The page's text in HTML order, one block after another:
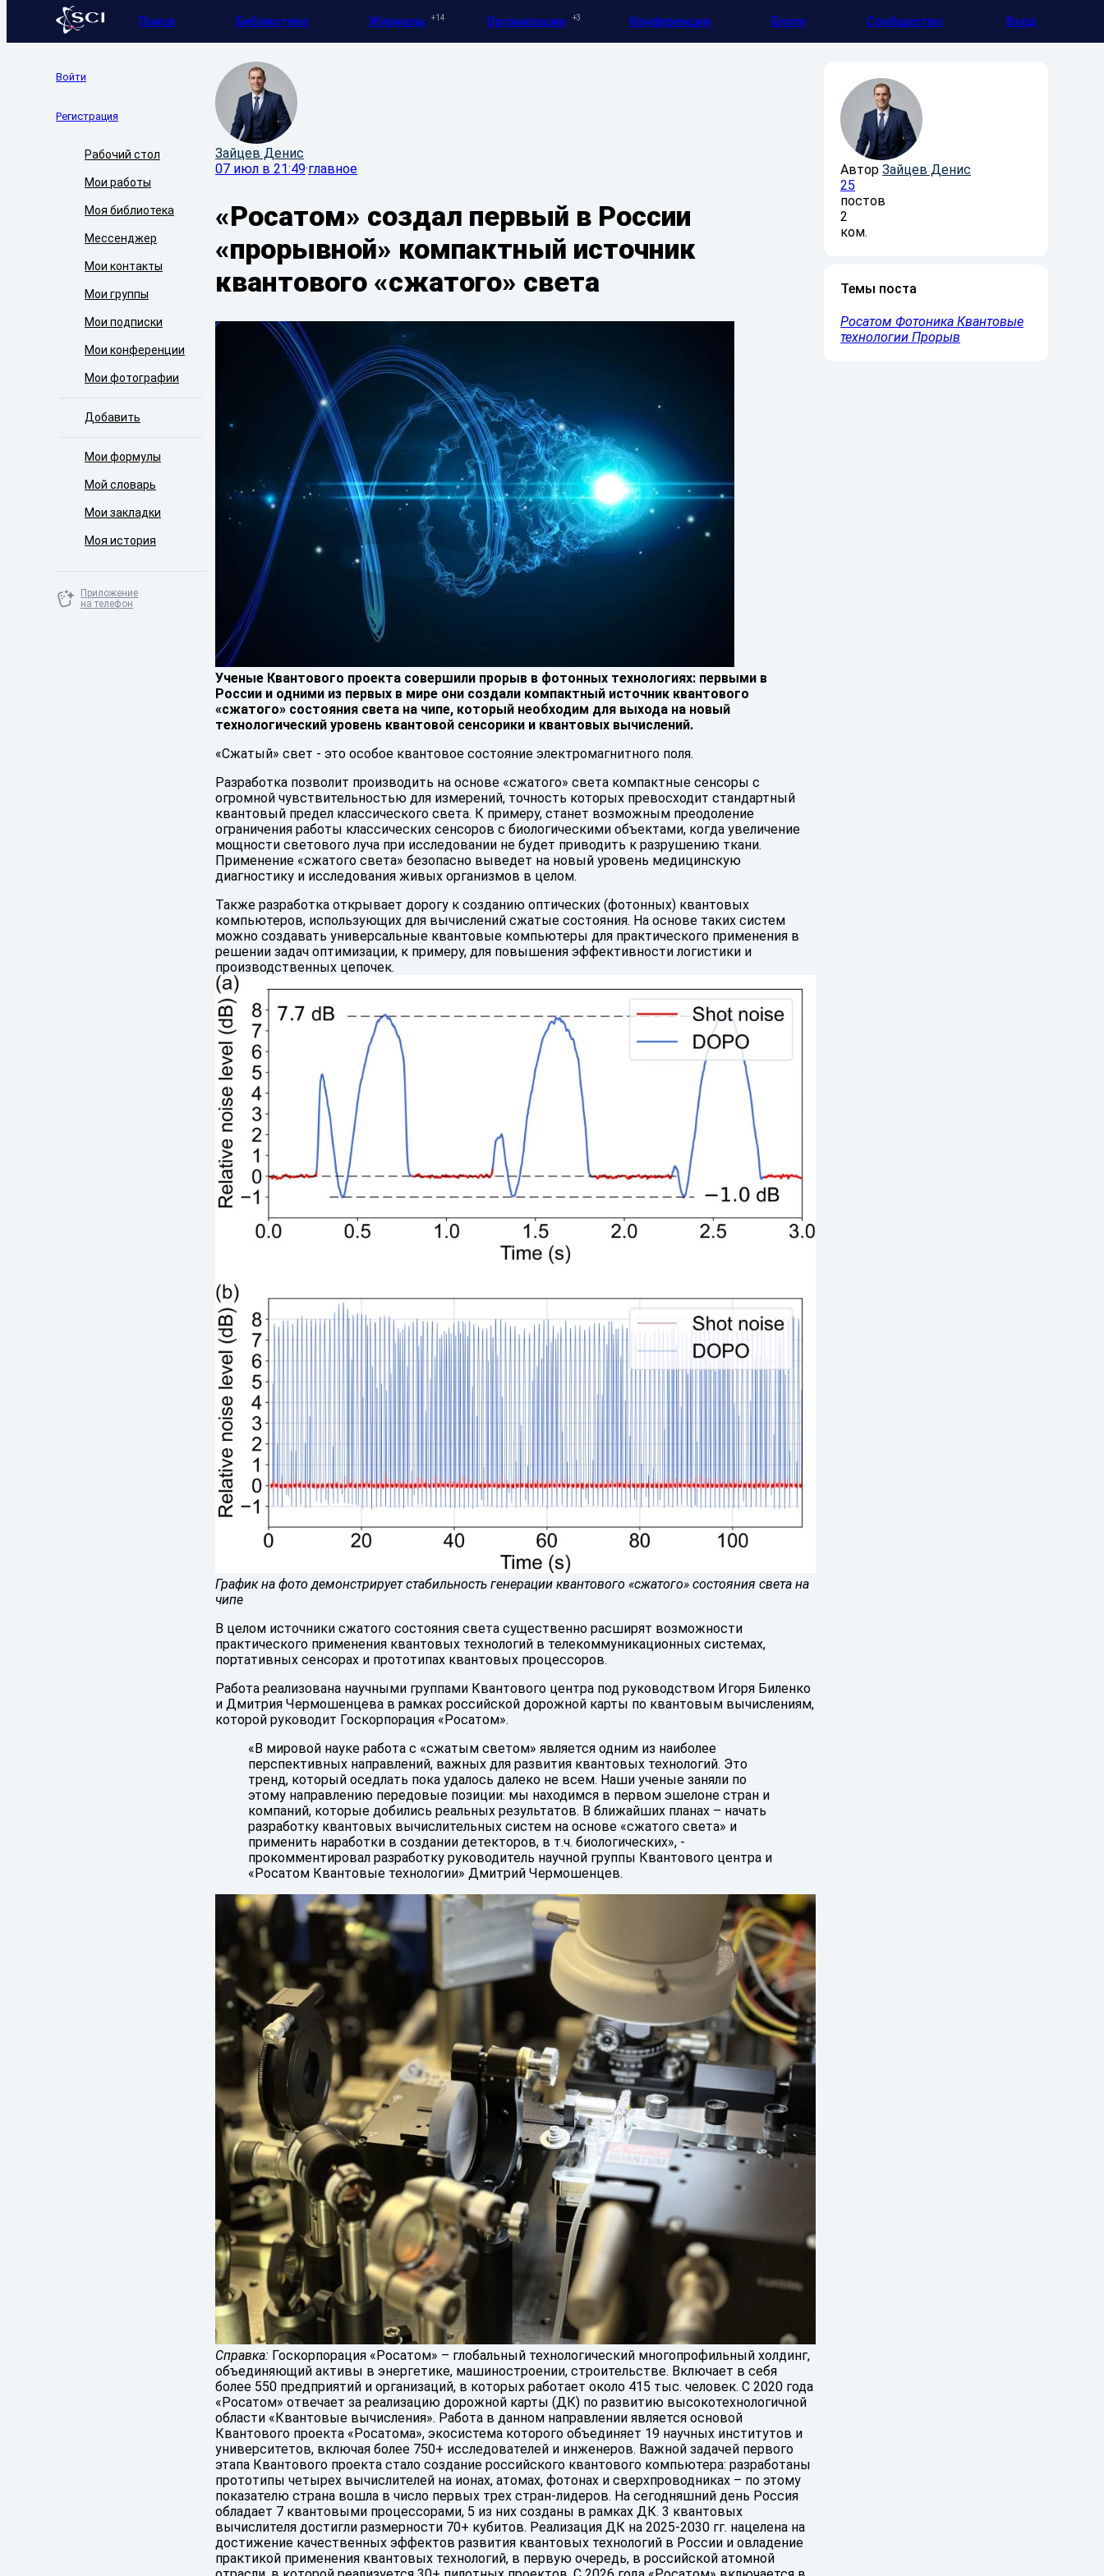
Поиск Библиотека Журналы 14 Организации 3 Конференции Блоги Сообщество Вход
Войти
Регистрация
Рабочий стол
Мои работы
Моя библиотека
Мессенджер
Мои контакты
Мои группы
Мои подписки
Мои конференции
Мои фотографии
Добавить
Мои формулы
Мой словарь
Мои закладки
Моя история
Приложение
на телефон
Зайцев Денис
07 июл в 21:49·главное
«Росатом» создал первый в России
«прорывной» компактный источник
квантового «сжатого» света
Ученые Квантового проекта совершили прорыв в фотонных технологиях: первыми в
России и одними из первых в мире они создали компактный источник квантового
«сжатого» состояния света на чипе, который необходим для выхода на новый
технологический уровень квантовой сенсорики и квантовых вычислений.
«Сжатый» свет - это особое квантовое состояние электромагнитного поля.
Разработка позволит производить на основе «сжатого» света компактные сенсоры с
огромной чувствительностью для измерений, точность которых превосходит стандартный
квантовый предел классического света. К примеру, станет возможным преодоление
ограничения работы классических сенсоров с биологическими объектами, когда увеличение
мощности светового луча при исследовании не будет приводить к разрушению ткани.
Применение «сжатого света» безопасно выведет на новый уровень медицинскую
диагностику и исследования живых организмов в целом.
Также разработка открывает дорогу к созданию оптических (фотонных) квантовых
компьютеров, использующих для вычислений сжатые состояния. На основе таких систем
можно создавать универсальные квантовые компьютеры для практического применения в
решении задач оптимизации, к примеру, для повышения эффективности логистики и
производственных цепочек.
График на фото демонстрирует стабильность генерации квантового «сжатого» состояния света на
чипе
В целом источники сжатого состояния света существенно расширят возможности
практического применения квантовых технологий в телекоммуникационных системах,
портативных сенсорах и прототипах квантовых процессоров.
Работа реализована научными группами Квантового центра под руководством Игоря Биленко
и Дмитрия Чермошенцева в рамках российской дорожной карты по квантовым вычислениям,
которой руководит Госкорпорация «Росатом».
«В мировой науке работа с «сжатым светом» является одним из наиболее
перспективных направлений, важных для развития квантовых технологий. Это
тренд, который оседлать пока удалось далеко не всем. Наши ученые заняли по
этому направлению передовые позиции: мы находимся в первом эшелоне стран и
компаний, которые добились реальных результатов. В ближайших планах – начать
разработку квантовых вычислительных систем на основе «сжатого света» и
применить наработки в создании детекторов, в т.ч. биологических», -
прокомментировал разработку руководитель научной группы Квантового центра и
«Росатом Квантовые технологии» Дмитрий Чермошенцев.
Справка: Госкорпорация «Росатом» – глобальный технологический многопрофильный холдинг,
объединяющий активы в энергетике, машиностроении, строительстве. Включает в себя
более 550 предприятий и организаций, в которых работает около 415 тыс. человек. С 2020 года
«Росатом» отвечает за реализацию дорожной карты (ДК) по развитию высокотехнологичной
области «Квантовые вычисления». Работа в данном направлении является основой
Квантового проекта «Росатома», экосистема которого объединяет 19 научных институтов и
университетов, включая более 750+ исследователей и инженеров. Важной задачей первого
этапа Квантового проекта стало создание российского квантового компьютера: разработаны
прототипы четырех вычислителей на ионах, атомах, фотонах и сверхпроводниках – по этому
показателю страна вошла в число первых трех стран-лидеров. На сегодняшний день Россия
обладает 7 квантовыми процессорами, 5 из них созданы в рамках ДК. 3 квантовых
вычислителя достигли размерности 70+ кубитов. Реализация ДК на 2025-2030 гг. нацелена на
достижение качественных эффектов развития квантовых технологий в России и овладение
практикой применения квантовых технологий, в первую очередь, в российской атомной
Автор Зайцев Денис
25
постов
2
ком.
Темы поста
Росатом Фотоника Квантовые
технологии Прорыв